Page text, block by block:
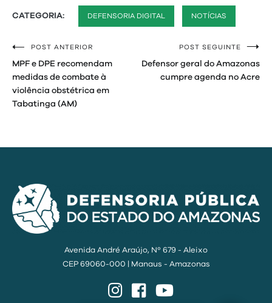
CATEGORIA: DEFENSORIA DIGITAL NOTÍCIAS
Navegação
de
Post
POST ANTERIOR
MPF e DPE recomendam
medidas de combate à
violência obstétrica em
Tabatinga (AM)
POST SEGUINTE
Defensor geral do Amazonas
cumpre agenda no Acre
Avenida André Araújo, Nº 679 - Aleixo
CEP 69060-000 | Manaus - Amazonas
InstagramFacebook